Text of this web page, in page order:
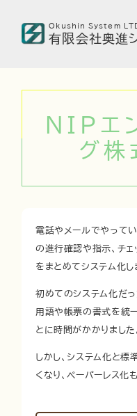
Okushin System
有限会社奥進
NIPエ
グ株
電話やメールでやって
の進行確認や指示、チェ
をまとめてシステム化し
初めてのシステム化だ
用語や帳票の書式を統
とに時間がかかりました
しかし、システム化と
くなり、ペーパーレス化